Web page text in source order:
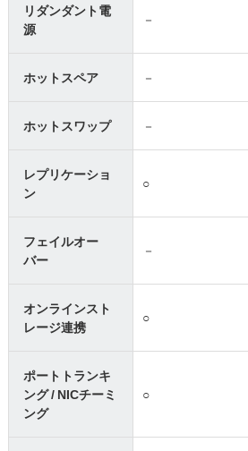
リダンダント電
源
－
ホットスペア －
ホットスワップ －
レプリケーショ
ン
○
フェイルオー
バー
－
オンラインスト
レージ連携
○
ポートトランキ
ング / NICチーミ
ング
○